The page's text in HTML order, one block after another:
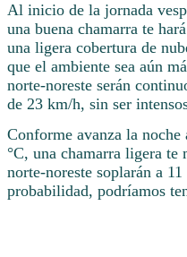
Al inicio de la jornada
una buena chamarra te
una ligera cobertura de
que el ambiente sea aún
norte-noreste serán
de 23 km/h, sin ser
Conforme avanza la noche
°C, una chamarra ligera
norte-noreste soplarán a
probabilidad, podríamos